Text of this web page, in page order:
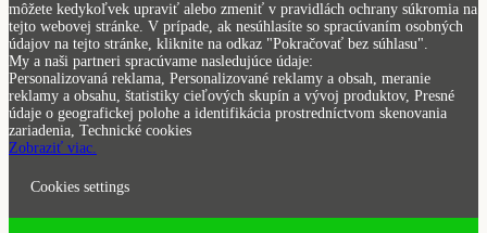
môžete kedykoľvek upraviť alebo zmeniť v pravidlách ochrany súkromia na
tejto webovej stránke. V prípade, ak nesúhlasíte so spracúvaním osobných
údajov na tejto stránke, kliknite na odkaz "Pokračovať bez súhlasu".
My a naši partneri spracúvame nasledujúce údaje:
Personalizovaná reklama, Personalizované reklamy a obsah, meranie
reklamy a obsahu, štatistiky cieľových skupín a vývoj produktov, Presné
údaje o geografickej polohe a identifikácia prostredníctvom skenovania
zariadenia, Technické cookies
Zobraziť viac.
Cookies settings